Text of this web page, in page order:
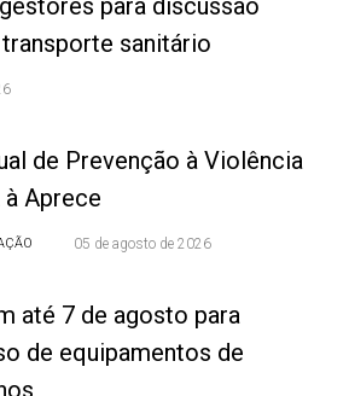
para discussão
sanitário
de Prevenção à Violência
à Aprece
05 de agosto de 2026
até 7 de agosto para
de equipamentos de